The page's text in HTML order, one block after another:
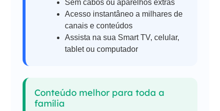
Sem cabos ou aparelhos extras
Acesso instantâneo a milhares de
canais e conteúdos
Assista na sua Smart TV, celular,
tablet ou computador
Conteúdo melhor para toda a
família